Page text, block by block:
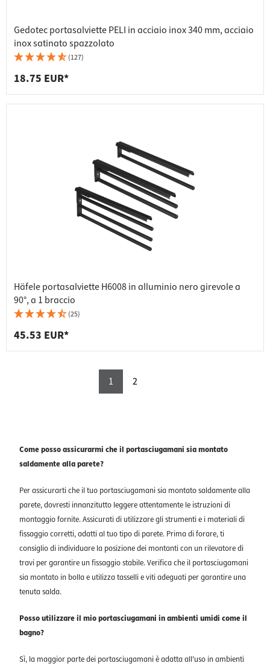
Gedotec portasalviette PELI in acciaio inox 340 mm, acciaio
inox satinato spazzolato
(127)
18.75 EUR*
Häfele portasalviette H6008 in alluminio nero girevole a
90°, a 1 braccio
(25)
45.53 EUR*
1 2
Come posso assicurarmi che il portasciugamani sia montato
saldamente alla parete?
Per assicurarti che il tuo portasciugamani sia montato saldamente alla
parete, dovresti innanzitutto leggere attentamente le istruzioni di
montaggio fornite. Assicurati di utilizzare gli strumenti e i materiali di
fissaggio corretti, adatti al tuo tipo di parete. Prima di forare, ti
consiglio di individuare la posizione dei montanti con un rilevatore di
travi per garantire un fissaggio stabile. Verifica che il portasciugamani
sia montato in bolla e utilizza tasselli e viti adeguati per garantire una
tenuta salda.
Posso utilizzare il mio portasciugamani in ambienti umidi come il
bagno?
Sì, la maggior parte dei portasciugamani è adatta all'uso in ambienti